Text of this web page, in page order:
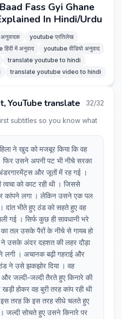
Fass Gyi Ghane
In Hindi/Urdu
youtube प्रतिलेख
में अनुवाद
youtube वीडियो अनुवाद
translate youtube to hindi
translate youtube video to hindi
YouTube translate 32/32
subtitles so you know what
ने खुद को मजबूर किया कि वह
फिर उसने अपनी पट भी नीचे सरका
और जूतों में रह गई ।
को काट रही थी । जिससे
कांपने लगा । लेकिन उसने एक पल
दांत भीते हुए ठंड को सहते हुए वह
गई । सिर्फ कुछ ही सावधानी भरे
तल उसके पैरों के नीचे से गायब हो
ने उसके अंदर दहशत की लहर दौड़ा
लगी । अचानक बढ़ी गहराई और
ठंड ने उसे झकझोर दिया । वह
और जल्दी-जल्दी तैरते हुए किनारे की
होकर वह बुरी तरह कांप रही थी
तरह कि इस तरह सीधे चलते हुए
जल्दी सोचते हुए उसने किनारे पर